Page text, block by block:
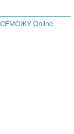
ВСЕМОЖУ Online